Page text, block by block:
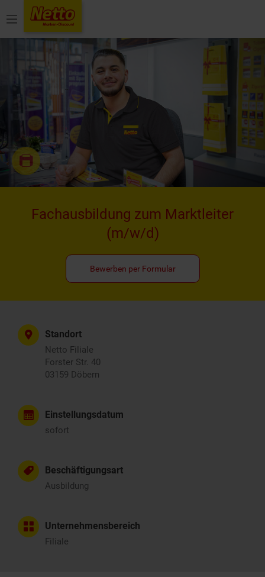
Menü
Fachausbildung zum Marktleiter
(m/w/d)
Bewerben per Formular
Standort
Netto Filiale
Forster Str. 40
03159 Döbern
Einstellungsdatum
sofort
Beschäftigungsart
Ausbildung
Unternehmensbereich
Filiale